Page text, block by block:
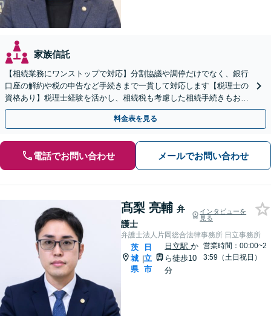
家族信託
【相続業務にワンストップで対応】分割協議や調停だけでなく、銀行
口座の解約や税の申告など手続きまで一貫して対応します【税理士の
資格あり】税理士経験を活かし、相続税も考慮した相続手続きもお任
せください【初回相談無料】任意後見や生前贈与なども対応
料金表を見る
電話でお問い合わせ メールでお問い合わせ
髙梨 亮輔 弁
護士
インタビューを
見る
弁護士法人片岡総合法律事務所 日立事務所
茨
城
県
|
日
立
市
日立駅か
ら徒歩10
分
営業時間：00:00~2
3:59（土日祝日）